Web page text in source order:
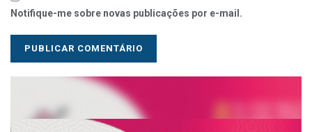
Notifique-me sobre novas publicações por e-mail.